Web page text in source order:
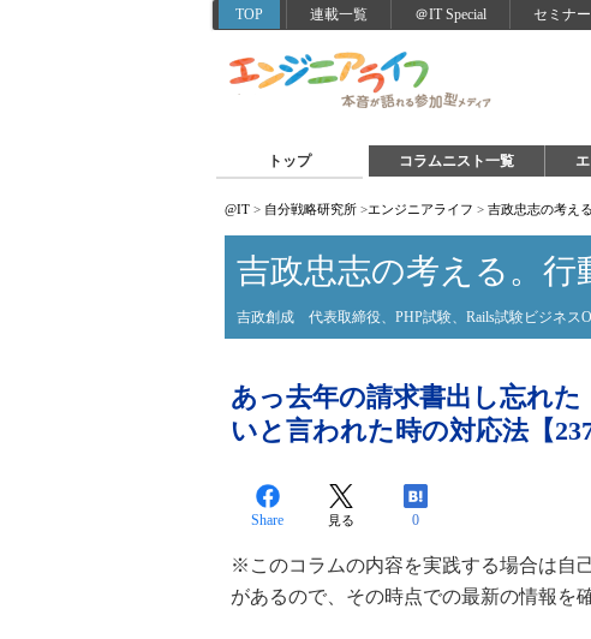
TOP 連載一覧 ＠IT Special セミナー
トップ コラムニスト一覧
@IT > 自分戦略研究所 >エンジニアライフ > 吉政忠志の考え
吉政忠志の考える。行
吉政創成 代表取締役、PHP試験、Rails試験ビジネス
あっ去年の請求書出し忘れ
いと言われた時の対応法【237
Share 見る 0
※このコラムの内容を実践する場合は自
があるので、その時点での最新の情報を